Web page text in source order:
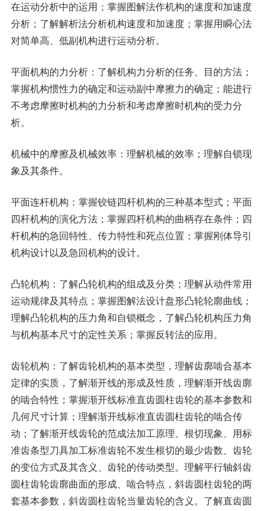
在运动分析中的运用；掌握图解法作机构的速度和加速度
分析；了解解析法分析机构速度和加速度；掌握用瞬心法
对简单高、低副机构进行运动分析。
平面机构的力分析：了解机构力分析的任务、目的方法；
掌握机构惯性力的确定和运动副中摩擦力的确定；能进行
不考虑摩擦时机构的力分析和考虑摩擦时机构的受力分
析。
机械中的摩擦及机械效率：理解机械的效率；理解自锁现
象及其条件。
平面连杆机构：掌握铰链四杆机构的三种基本型式；平面
四杆机构的演化方法；掌握四杆机构的曲柄存在条件；四
杆机构的急回特性、传力特性和死点位置；掌握刚体导引
机构设计以及急回机构的设计。
凸轮机构：了解凸轮机构的组成及分类；理解从动件常用
运动规律及其特点；掌握图解法设计盘形凸轮轮廓曲线；
理解凸轮机构的压力角和自锁概念，了解凸轮机构压力角
与机构基本尺寸的定性关系；掌握反转法的应用。
齿轮机构：了解齿轮机构的基本类型，理解齿廓啮合基本
定律的实质，了解渐开线的形成及性质，理解渐开线齿廓
的啮合特性；掌握渐开线标准直齿圆柱齿轮的基本参数和
几何尺寸计算；理解渐开线标准直齿圆柱齿轮的啮合传
动；了解渐开线齿轮的范成法加工原理、根切现象、用标
准齿条型刀具加工标准齿轮不发生根切的最少齿数、齿轮
的变位方式及其含义、齿轮的传动类型。理解平行轴斜齿
圆柱齿轮齿廓曲面的形成、啮合特点，斜齿圆柱齿轮的两
套基本参数，斜齿圆柱齿轮当量齿轮的含义。了解直齿圆